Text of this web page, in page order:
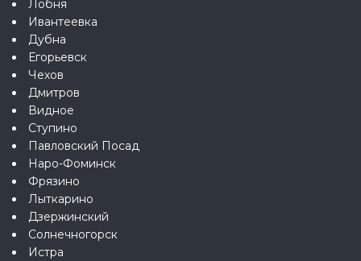
Лобня
Ивантеевка
Дубна
Егорьевск
Чехов
Дмитров
Видное
Ступино
Павловский Посад
Наро-Фоминск
Фрязино
Лыткарино
Дзержинский
Солнечногорск
Истра